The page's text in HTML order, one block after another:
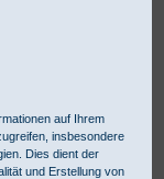
Haube
auf Ihrem
insbesondere
Dies dient der
und Erstellung von